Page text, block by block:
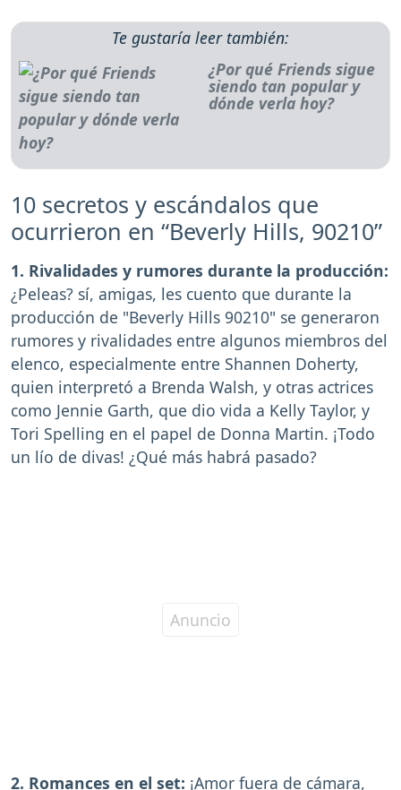
Te gustaría leer también:
¿Por qué Friends sigue
siendo tan popular y
dónde verla hoy?
10 secretos y escándalos que
ocurrieron en “Beverly Hills, 90210”
1. Rivalidades y rumores durante la producción:
¿Peleas? sí, amigas, les cuento que durante la
producción de "Beverly Hills 90210" se generaron
rumores y rivalidades entre algunos miembros del
elenco, especialmente entre Shannen Doherty,
quien interpretó a Brenda Walsh, y otras actrices
como Jennie Garth, que dio vida a Kelly Taylor, y
Tori Spelling en el papel de Donna Martin. ¡Todo
un lío de divas! ¿Qué más habrá pasado?
2. Romances en el set: ¡Amor fuera de cámara,